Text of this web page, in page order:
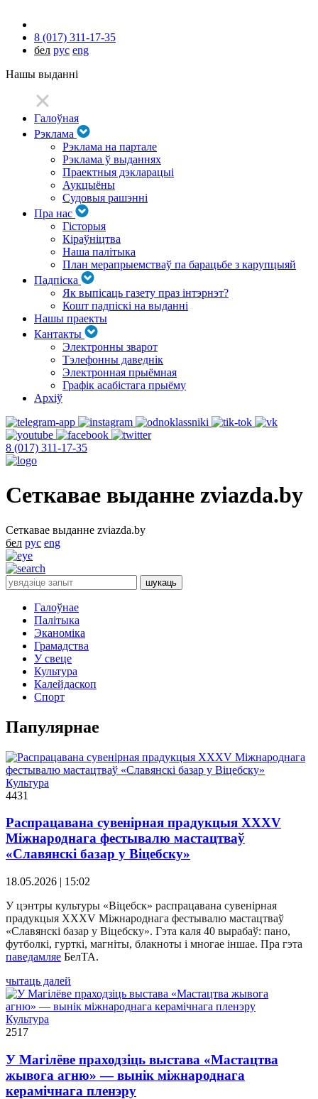
8 (017) 311-17-35
бел рус eng
Нашы выданні
Галоўная
Рэклама
Рэклама на партале
Рэклама ў выданнях
Праектныя дэкларацыі
Аукцыёны
Судовыя рашэнні
Пра нас
Гісторыя
Кіраўніцтва
Наша палітыка
План мерапрыемстваў па барацьбе з карупцыяй
Падпіска
Як выпісаць газету праз інтэрнэт?
Кошт падпіскі на выданні
Нашы праекты
Кантакты
Электронны зварот
Тэлефонны даведнік
Электронная прыёмная
Графік асабістага прыёму
Архіў
8 (017) 311-17-35
Сеткавае выданне zviazda.by
Сеткавае выданне zviazda.by
бел рус eng
Галоўнае
Палітыка
Эканоміка
Грамадства
У свеце
Культура
Калейдаскоп
Спорт
Папулярнае
Культура
4431
Распрацавана сувенірная прадукцыя XXXV
Міжнароднага фестывалю мастацтваў
«Славянскі базар у Віцебску»
18.05.2026 | 15:02
У цэнтры культуры «Віцебск» распрацавана сувенірная
прадукцыя XXXV Міжнароднага фестывалю мастацтваў
«Славянскі базар у Віцебску». Гэта каля 40 вырабаў: пано,
футболкі, гурткі, магніты, блакноты і многае іншае. Пра гэта
паведамляе БелТА.
чытаць далей
Культура
2517
У Магілёве праходзіць выстава «Мастацтва
жывога агню» — вынік міжнароднага
керамічнага пленэру